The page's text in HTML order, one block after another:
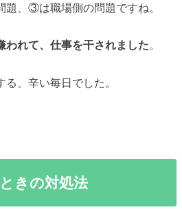
、③は職場側の問題ですね。
われて、仕事を干されました。
、辛い毎日でした。
きの対処法